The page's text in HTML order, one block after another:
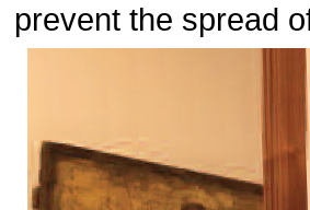
prevent the spread